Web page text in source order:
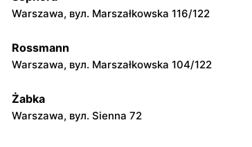
Tczew, вул. Franciszka Żwirki 61
moje sklepy
Opole, вул. Grudzicka 45
Warszawa, вул. Marszałkowska 116/122
Rossmann
Warszawa, вул. Marszałkowska 104/122
Żabka
Warszawa, вул. Sienna 72